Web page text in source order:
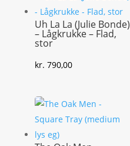
Uh La La (Julie Bonde)
– Lågkrukke – Flad,
stor
kr. 790,00